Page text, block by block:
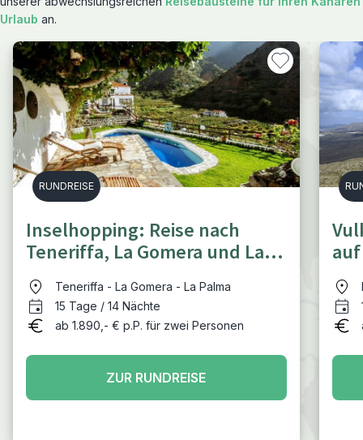
Urlaub an.
RUNDREISE
Inselhopping: Reise nach
Teneriffa, La Gomera und La
Palma
Teneriffa - La Gomera - La Palma
15 Tage / 14 Nächte
ab 1.890,- € p.P. für zwei Personen
ZUR RUNDREISE